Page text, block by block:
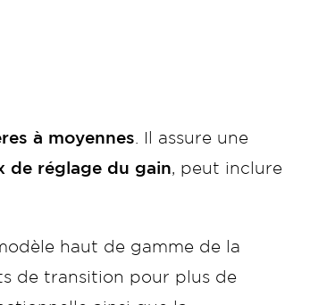
à moyennes . Il assure une
de réglage du gain, peut inclure
haut de gamme de la
de transition pour plus de